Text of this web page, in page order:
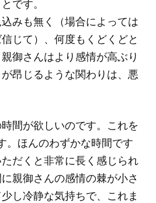
です。
みも無く（場合によっては
じて）、何度もくどくどと
御さんはより感情が高ぶり
昂じるような関わりは、悪
間が欲しいのです。これを
。ほんのわずかな時間です
だくと非常に長く感じられ
親御さんの感情の棘が小さ
し冷静な気持ちで、これま